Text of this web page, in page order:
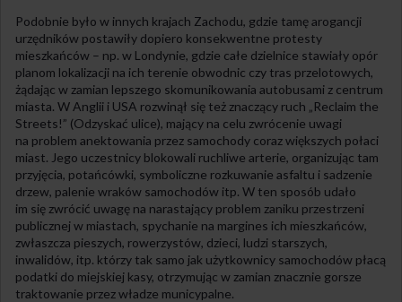
Podobnie było w innych krajach Zachodu, gdzie tamę arogancji
urzędników postawiły dopiero konsekwentne protesty
mieszkańców – np. w Londynie, gdzie całe dzielnice stawiały opór
planom lokalizacji na ich terenie obwodnic czy tras przelotowych,
żądając w zamian lepszego skomunikowania autobusami z centrum
miasta. W Anglii i USA rozwinął się też znaczący ruch „Reclaim the
Streets!” (Odzyskać ulice), mający na celu zwrócenie uwagi
na problem anektowania przez samochody coraz większych połaci
miast. Jego uczestnicy blokowali ruchliwe arterie, organizując tam
przyjęcia, potańcówki, symboliczne rozkuwanie asfaltu i sadzenie
drzew, palenie wraków samochodów itp. W ten sposób udało
im się zwrócić uwagę na narastający problem zaniku przestrzeni
publicznej w miastach, spychanie na margines ich mieszkańców,
zwłaszcza pieszych, rowerzystów, dzieci, ludzi starszych,
inwalidów, itp. którzy tak samo jak użytkownicy samochodów płacą
podatki do miejskiej kasy, otrzymując w zamian znacznie gorsze
traktowanie przez władze municypalne.